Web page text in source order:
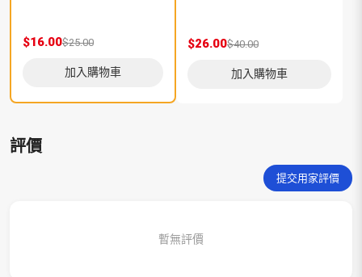
$16.00$25.00
加入購物車
$26.00$40.00
加入購物車
評價
提交用家評價
暫無評價